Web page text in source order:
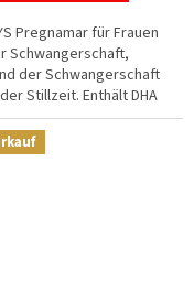
Pregnamar für Frauen
Schwangerschaft,
der Schwangerschaft
Stillzeit. Enthält DHA
aus Fischöl, Folsäure,
Zink, Magnesium